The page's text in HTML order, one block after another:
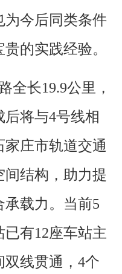
为今后同类条件
的实践经验。
全长19.9公里，
将与4号线相
庄市轨道交通
结构，助力提
载力。当前5
有12座车站主
双线贯通，4个